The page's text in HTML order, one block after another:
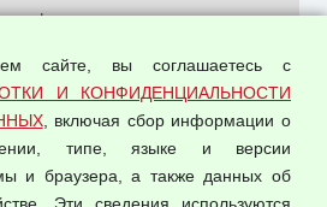
конфиденциальности
персональных данных
продажи
сайте, вы соглашаетесь с
И КОНФИДЕНЦИАЛЬНОСТИ
, включая сбор информации о
типе, языке и версии
и браузера, а также данных об